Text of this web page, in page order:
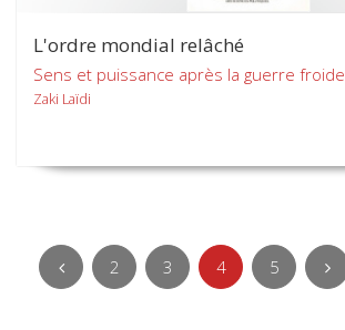
L'ordre mondial relâché
Sens et puissance après la guerre froide
Zaki Laïdi
2 3 4 5